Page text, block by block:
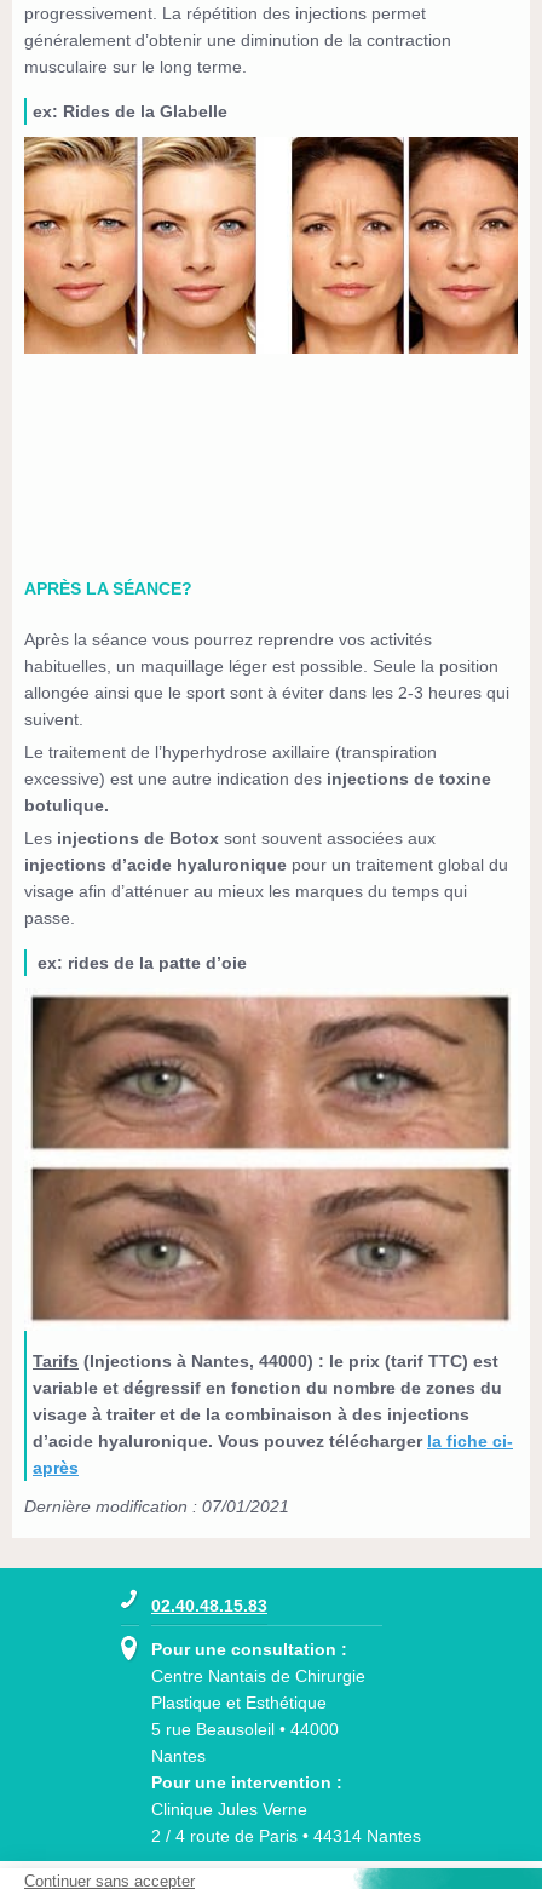
progressivement. La répétition des injections permet
généralement d’obtenir une diminution de la contraction
musculaire sur le long terme.
ex: Rides de la Glabelle
APRÈS LA SÉANCE?
Après la séance vous pourrez reprendre vos activités
habituelles, un maquillage léger est possible. Seule la position
allongée ainsi que le sport sont à éviter dans les 2-3 heures qui
suivent.
Le traitement de l’hyperhydrose axillaire (transpiration
excessive) est une autre indication des injections de toxine
botulique.
Les injections de Botox sont souvent associées aux
injections d’acide hyaluronique pour un traitement global du
visage afin d’atténuer au mieux les marques du temps qui
passe.
ex: rides de la patte d’oie
Tarifs (Injections à Nantes, 44000) : le prix (tarif TTC) est
variable et dégressif en fonction du nombre de zones du
visage à traiter et de la combinaison à des injections
d’acide hyaluronique. Vous pouvez télécharger la fiche ci-
après
Dernière modification : 07/01/2021
02.40.48.15.83
Pour une consultation :
Centre Nantais de Chirurgie
Plastique et Esthétique
5 rue Beausoleil • 44000
Nantes
Pour une intervention :
Clinique Jules Verne
2 / 4 route de Paris • 44314 Nantes